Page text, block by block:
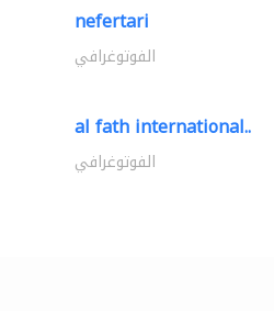
nefertari
الفوتوغرافي
al fath international..
الفوتوغرافي